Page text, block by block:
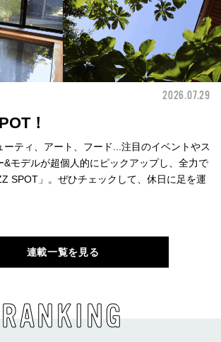
2026.07.29
！
ーティ、アート、フード...注目のイベントやス
&モデルが超個人的にピックアップし、全力で
SPOT」。ぜひチェックして、休日に足を運
連載一覧を見る
RANKING